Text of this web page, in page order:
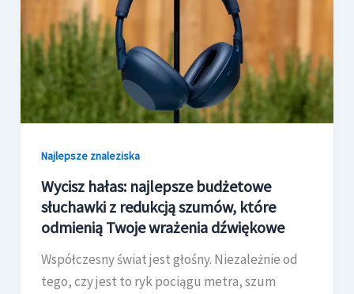
Najlepsze znaleziska
Wycisz hałas: najlepsze budżetowe
słuchawki z redukcją szumów, które
odmienią Twoje wrażenia dźwiękowe
Współczesny świat jest głośny. Niezależnie od
tego, czy jest to ryk pociągu metra, szum